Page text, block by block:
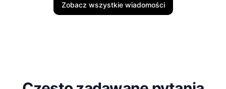
Zobacz wszystkie wiadomości